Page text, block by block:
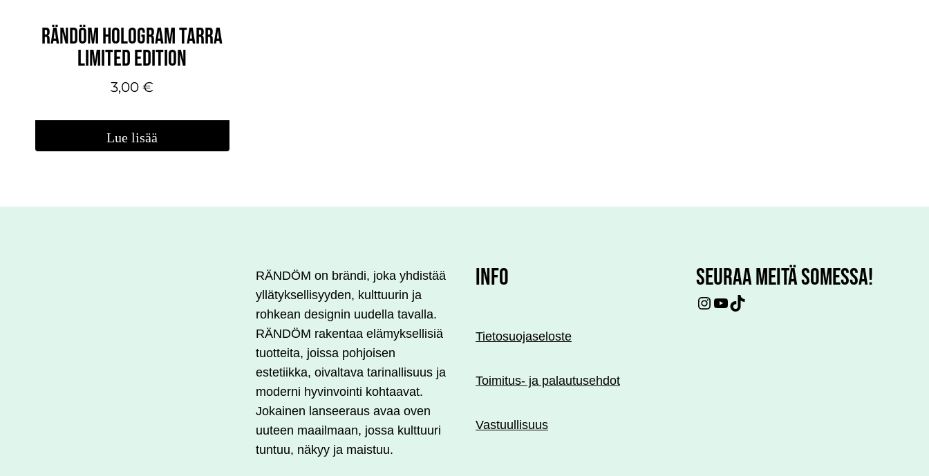
RÄNDÖM HOLOGRAM TARRA
LIMITED EDITION
3,00€
Lue lisää
RÄNDÖM on brändi, joka yhdistää
yllätyksellisyyden, kulttuurin ja
rohkean designin uudella tavalla.
RÄNDÖM rakentaa elämyksellisiä
tuotteita, joissa pohjoisen
estetiikka, oivaltava tarinallisuus ja
moderni hyvinvointi kohtaavat.
Jokainen lanseeraus avaa oven
uuteen maailmaan, jossa kulttuuri
tuntuu, näkyy ja maistuu.
INFO
Tietosuojaseloste
Toimitus- ja palautusehdot
Vastuullisuus
SEURAA MEITÄ SOMESSA!
Instagram
YouTube
TikTok